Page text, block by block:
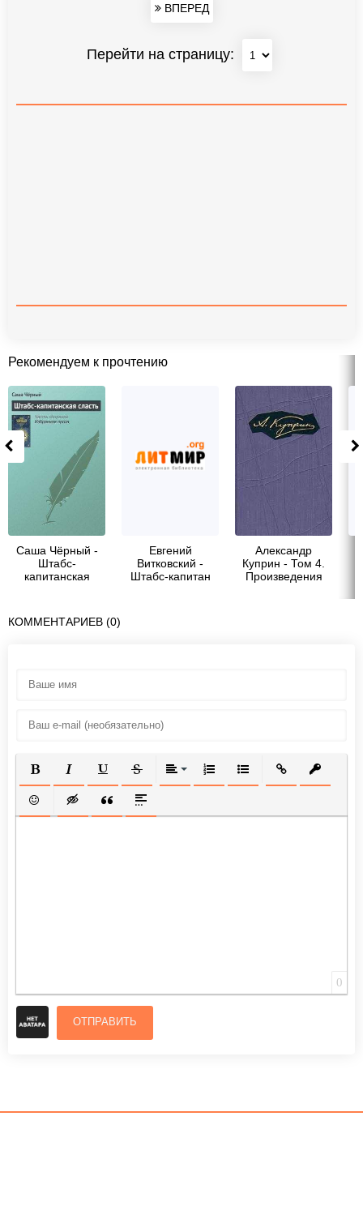
ВПЕРЕД
Перейти на страницу:
Рекомендуем к прочтению
Саша Чёрный -
Штабс-
капитанская
Евгений
Витковский -
Штабс-капитан
Александр
Куприн - Том 4.
Произведения
КОММЕНТАРИЕВ (0)
ПОЛУЖИРНЫЙ
КУРСИВПОДЧЕРКНУТЫЙ
ЗАЧЕРКНУТЫЙВЫРАВНИВАНИЕ
НУМЕРОВАННЫЙ СПИСОК
МАРКИРОВАННЫЙ
ВСТАВИТЬ
ВСТАВИТЬ СМАЙЛИК
ВСТАВКА СКРЫТОГО ТЕКСТА
ВСТАВКА ЦИТАТЫ
ВСТАВКА СПОЙЛЕРА
0
ОТПРАВИТЬ